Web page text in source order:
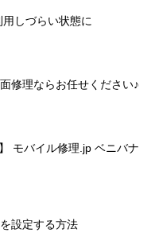
しづらい状態に
修理ならお任せください♪
モバイル修理.jp ベニバナ
設定する方法